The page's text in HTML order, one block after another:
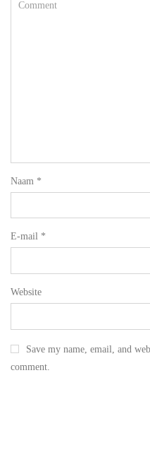
Naam *
E-mail *
Website
Save my name, email, and
comment.